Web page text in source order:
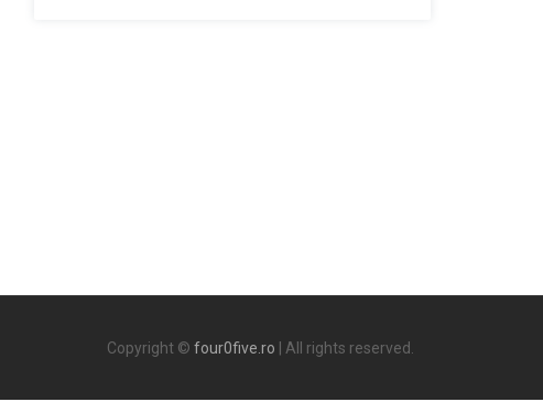
Copyright © four0five.ro | All rights reserved.